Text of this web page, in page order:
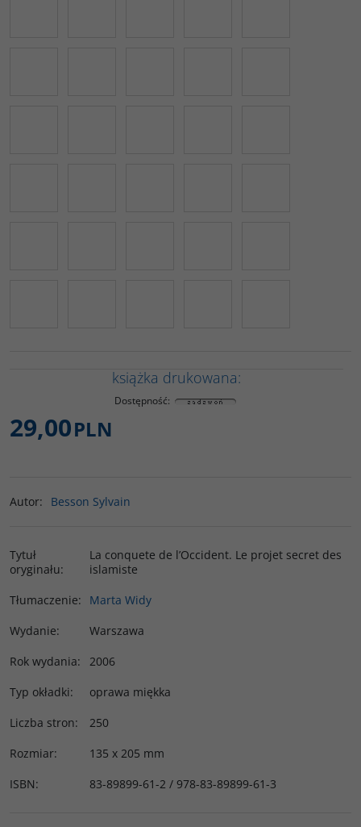
książka drukowana:
Dostępność:
29,00PLN
Autor: Besson Sylvain
Tytuł
oryginału:
La conquete de l’Occident. Le projet secret des
islamiste
Tłumaczenie:
Marta Widy
Wydanie:
Warszawa
Rok wydania:
2006
Typ okładki:
oprawa miękka
Liczba stron:
250
Rozmiar:
135 x 205 mm
ISBN: 83-89899-61-2 / 978-83-89899-61-3